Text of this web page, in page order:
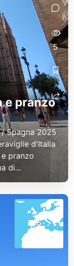
e pranzo
Spagna 2025
d'Italia
pranzo
di...
5